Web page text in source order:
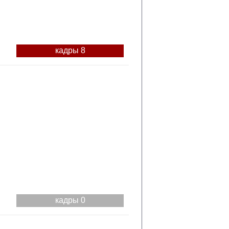
кадры 8
кадры 0